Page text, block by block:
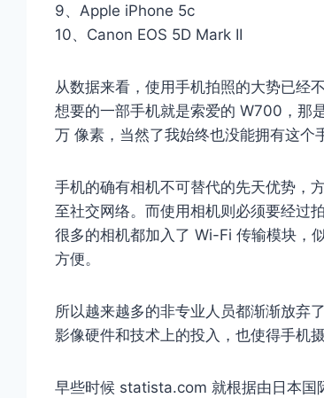
9、Apple iPhone 5c
10、Canon EOS 5D Mark II
从数据来看，使用手机拍照的大势已经
想要的一部手机就是索爱的 W700，那
万 像素，当然了我始终也没能拥有这个
手机的确有相机不可替代的先天优势，
至社交网络。而使用相机则必须要经过
很多的相机都加入了 Wi-Fi 传输模块，
方便。
所以越来越多的非专业人员都渐渐放弃
影像硬件和技术上的投入，也使得手机
早些时候 statista.com 就根据由日本国